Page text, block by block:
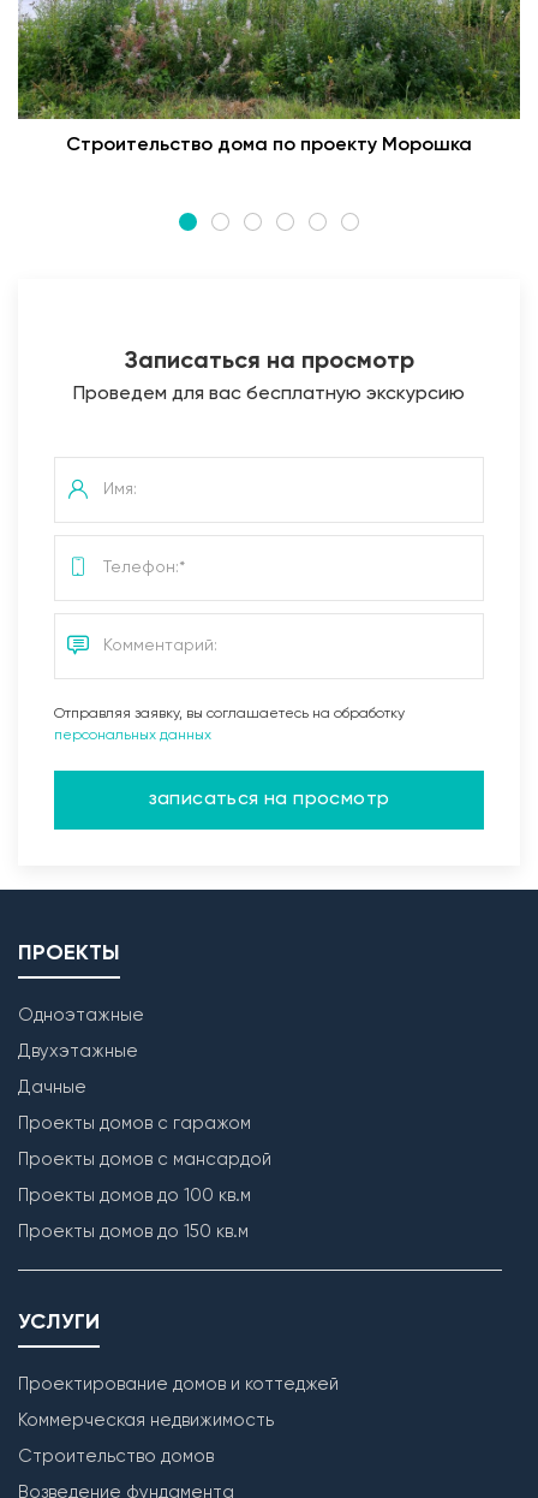
Строительство дома по проекту Морошка
Записаться на просмотр
Проведем для вас бесплатную экскурсию
Отправляя заявку, вы соглашаетесь на обработку
персональных данных
записаться на просмотр
ПРОЕКТЫ
Одноэтажные
Двухэтажные
Дачные
Проекты домов с гаражом
Проекты домов с мансардой
Проекты домов до 100 кв.м
Проекты домов до 150 кв.м
УСЛУГИ
Проектирование домов и коттеджей
Коммерческая недвижимость
Строительство домов
Возведение фундамента